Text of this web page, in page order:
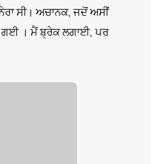
ਸੀ। ਅਚਾਨਕ, ਜਦੋਂ ਅਸੀਂ
ਗਈ । ਮੈਂ ਬ੍ਰੇਕ ਲਗਾਈ, ਪਰ